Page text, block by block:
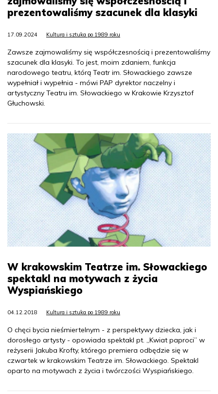
prezentowaliśmy szacunek dla klasyki
17.09.2024 Kultura i sztuka po 1989 roku
Zawsze zajmowaliśmy się współczesnością i prezentowaliśmy
szacunek dla klasyki. To jest, moim zdaniem, funkcja
narodowego teatru, którą Teatr im. Słowackiego zawsze
wypełniał i wypełnia - mówi PAP dyrektor naczelny i
artystyczny Teatru im. Słowackiego w Krakowie Krzysztof
Głuchowski.
W krakowskim Teatrze im. Słowackiego
spektakl na motywach z życia
Wyspiańskiego
04.12.2018 Kultura i sztuka po 1989 roku
O chęci bycia nieśmiertelnym - z perspektywy dziecka, jak i
dorosłego artysty - opowiada spektakl pt. „Kwiat paproci” w
reżyserii Jakuba Krofty, którego premiera odbędzie się w
czwartek w krakowskim Teatrze im. Słowackiego. Spektakl
oparto na motywach z życia i twórczości Wyspiańskiego.